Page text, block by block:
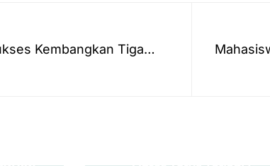
Kembangkan Tiga
Magang di Fakultas